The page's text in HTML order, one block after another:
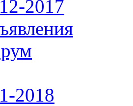
2017
2018